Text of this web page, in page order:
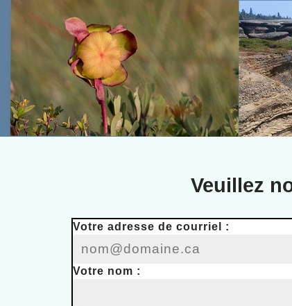
Veuillez
Votre adresse de courriel :
Votre nom :